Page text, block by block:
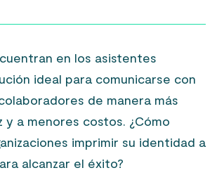
en los asistentes
ideal para comunicarse con
de manera más
y a menores costos. ¿Cómo
imprimir su identidad a
alcanzar el éxito?